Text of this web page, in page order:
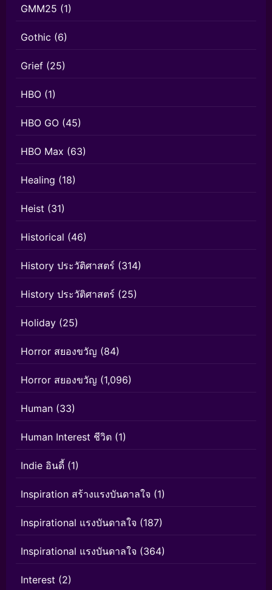
GMM25 (1)
Gothic (6)
Grief (25)
HBO (1)
HBO GO (45)
HBO Max (63)
Healing (18)
Heist (31)
Historical (46)
History ประวัติศาสตร์ (314)
History ประวัติศาสตร์ (25)
Holiday (25)
Horror สยองขวัญ (84)
Horror สยองขวัญ (1,096)
Human (33)
Human Interest ชีวิต (1)
Indie อินดี้ (1)
Inspiration สร้างแรงบันดาลใจ (1)
Inspirational แรงบันดาลใจ (187)
Inspirational แรงบันดาลใจ (364)
Interest (2)